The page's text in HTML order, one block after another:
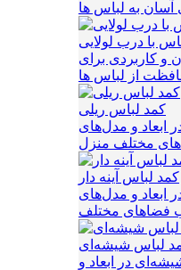
با درب لولایی
و کاربردی برای
کمد لباس ریلی
ابعاد و مدل‌های
کمد لباس آینه دار
ابعاد و مدل‌های
لباس شیشه‌ای
در ابعاد و